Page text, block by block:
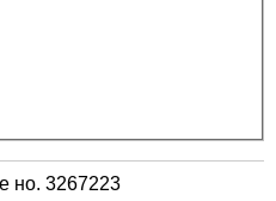
но. 3267223